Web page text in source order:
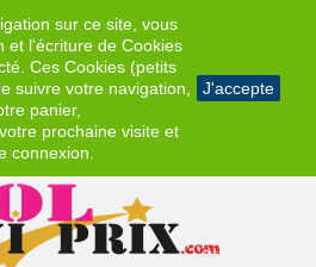
sur ce site, vous
et l'écriture de Cookies
Ces Cookies (petits
suivre votre navigation,
panier,
prochaine visite et
connexion.
J'accepte